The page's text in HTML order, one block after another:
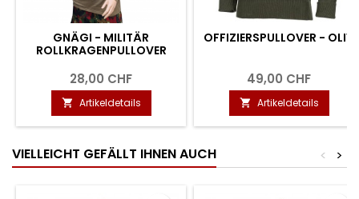
GNÄGI - MILITÄR
ROLLKRAGENPULLOVER
28,00 CHF
 Artikeldetails
OFFIZIERSPULLOVER - OLIV
49,00 CHF
 Artikeldetails
VIELLEICHT GEFÄLLT IHNEN AUCH >
<